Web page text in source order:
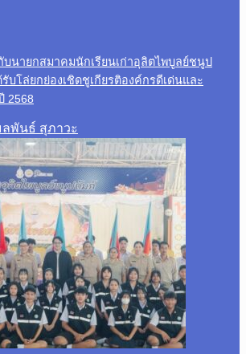
นายกสมาคมนักเรียนเก่าอุลิตไพบูลย์ชนูป
บโล่ยกย่องเชิดชูเกียรติองค์กรดีเด่นและ
2568
พันธ์ สุภาวะ